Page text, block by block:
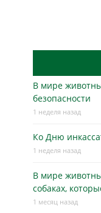
В мире
безопасности
1 неделя назад
Ко Дню
1 неделя назад
В мире
собаках,
1 месяц назад